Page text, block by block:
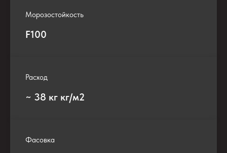
Морозостойкость
F100
Расход
~ 38 кг кг/м2
Фасовка